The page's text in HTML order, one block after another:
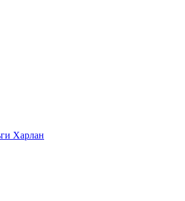
Харлан